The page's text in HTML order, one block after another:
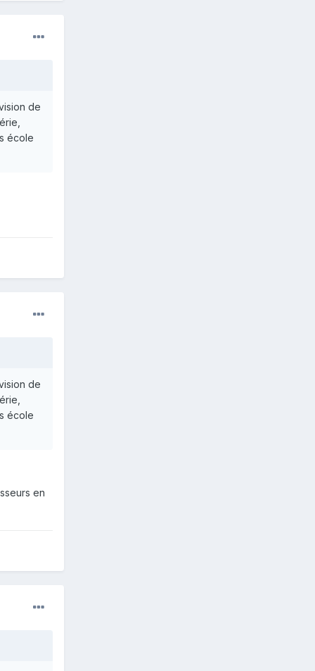
de
école
de
école
en